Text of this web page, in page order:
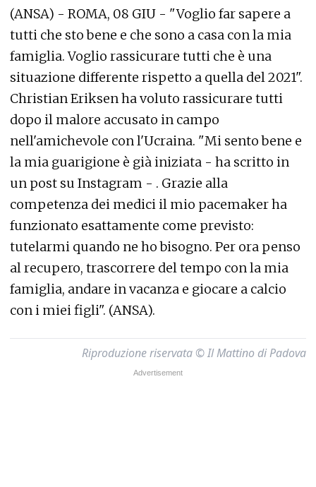
(ANSA) - ROMA, 08 GIU - "Voglio far sapere a
tutti che sto bene e che sono a casa con la mia
famiglia. Voglio rassicurare tutti che è una
situazione differente rispetto a quella del 2021".
Christian Eriksen ha voluto rassicurare tutti
dopo il malore accusato in campo
nell'amichevole con l'Ucraina. "Mi sento bene e
la mia guarigione è già iniziata - ha scritto in
un post su Instagram - . Grazie alla
competenza dei medici il mio pacemaker ha
funzionato esattamente come previsto:
tutelarmi quando ne ho bisogno. Per ora penso
al recupero, trascorrere del tempo con la mia
famiglia, andare in vacanza e giocare a calcio
con i miei figli". (ANSA).
Riproduzione riservata © Il Mattino di Padova